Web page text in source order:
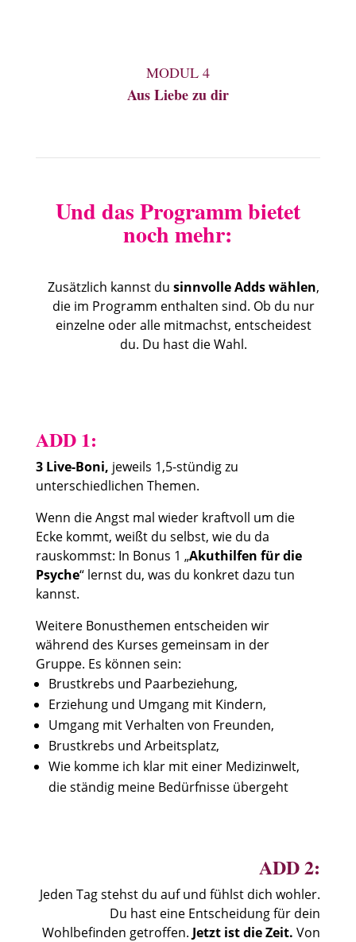
MODUL 4
Aus Liebe zu dir
Und das Programm bietet
noch mehr:
Zusätzlich kannst dusinnvolle Adds wählen,
die im Programm enthalten sind. Ob du nur
einzelne oder alle mitmachst, entscheidest
du. Du hast die Wahl.
ADD 1:
3 Live-Boni, jeweils 1,5-stündig zu
unterschiedlichen Themen.
Wenn die Angst mal wieder kraftvoll um die
Ecke kommt, weißt du selbst, wie du da
rauskommst: In Bonus 1 „Akuthilfen für die
Psyche“ lernst du, was du konkret dazu tun
kannst.
Weitere Bonusthemen entscheiden wir
während des Kurses gemeinsam in der
Gruppe. Es können sein:
Brustkrebs und Paarbeziehung,
Erziehung und Umgang mit Kindern,
Umgang mit Verhalten von Freunden,
Brustkrebs und Arbeitsplatz,
Wie komme ich klar mit einer Medizinwelt,
die ständig meine Bedürfnisse übergeht
ADD 2:
Jeden Tag stehst du auf und fühlst dich wohler.
Du hast eine Entscheidung für dein
Wohlbefinden getroffen. Jetzt ist die Zeit. Von